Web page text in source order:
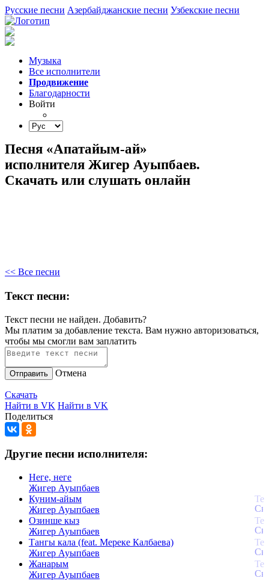
Русские песни Азербайджанские песни Узбекские песни
Музыка
Все исполнители
Продвижение
Благодарности
Войти
Песня «Апатайым-ай»
исполнителя Жигер Ауыпбаев.
Скачать или слушать онлайн
<< Все песни
Текст песни:
Текст песни не найден. Добавить?
Мы платим за добавление текста. Вам нужно авторизоваться,
чтобы мы смогли вам заплатить
Отправить Отмена
Скачать
Найти в VK Найти в VK
Поделиться
Другие песни исполнителя:
Неге, неге
Жигер Ауыпбаев
Куним-айым
Жигер Ауыпбаев
Озинше кыз
Жигер Ауыпбаев
Тангы кала (feat. Мереке Калбаева)
Жигер Ауыпбаев
Жанарым
Жигер Ауыпбаев